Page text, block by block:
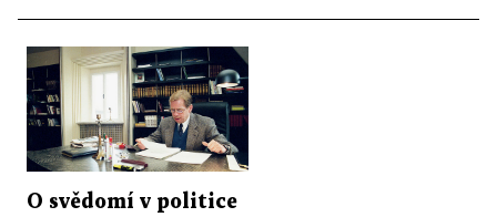
O svědomí v politice